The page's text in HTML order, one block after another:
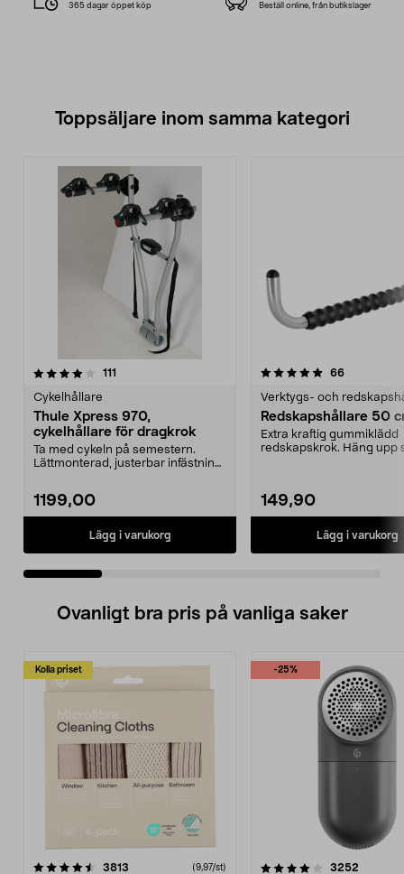
365 dagar öppet köp Beställ online, från butikslager
Toppsäljare inom samma kategori
111
Cykelhållare
Thule Xpress 970,
cykelhållare för dragkrok
Ta med cykeln på semestern.
Lättmonterad, justerbar infästning
1199,00
Lägg i varukorg
5.0 av 5 stjärnor 66recensioner
Verktygs- och
Redskapshållare 50
Extra kraftig gummiklädd
redskapskrok. Häng upp
149,90
Lägg i varukorg
4.0 av 5 stjärnor
Ovanligt bra pris på vanliga saker
Kolla priset
3813 (9,97/st)
-25%
4.0av 5 stjärnor 3252
4.5av 5 stjärnor